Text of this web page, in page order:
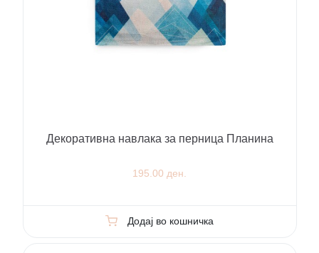
Декоративна навлака за перница Планина
195.00 ден.
Додај во кошничка